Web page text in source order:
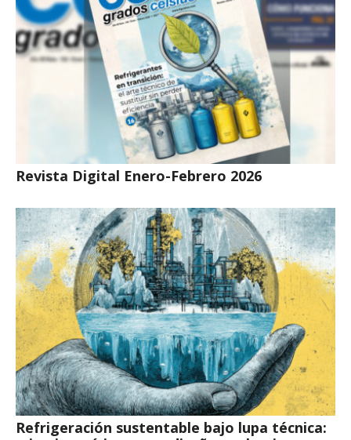
Revista Digital Enero-Febrero 2026
Refrigeración sustentable bajo lupa técnica: